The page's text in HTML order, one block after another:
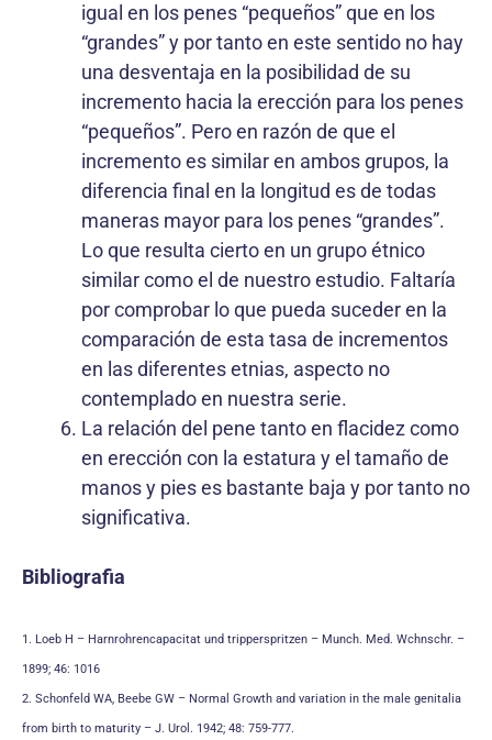
igual en los penes “pequeños” que en los
“grandes” y por tanto en este sentido no hay
una desventaja en la posibilidad de su
incremento hacia la erección para los penes
“pequeños”. Pero en razón de que el
incremento es similar en ambos grupos, la
diferencia final en la longitud es de todas
maneras mayor para los penes “grandes”.
Lo que resulta cierto en un grupo étnico
similar como el de nuestro estudio. Faltaría
por comprobar lo que pueda suceder en la
comparación de esta tasa de incrementos
en las diferentes etnias, aspecto no
contemplado en nuestra serie.
La relación del pene tanto en flacidez como
en erección con la estatura y el tamaño de
manos y pies es bastante baja y por tanto no
significativa.
Bibliografia
1. Loeb H – Harnrohrencapacitat und tripperspritzen – Munch. Med. Wchnschr. –
1899; 46: 1016
2. Schonfeld WA, Beebe GW – Normal Growth and variation in the male genitalia
from birth to maturity – J. Urol. 1942; 48: 759-777.